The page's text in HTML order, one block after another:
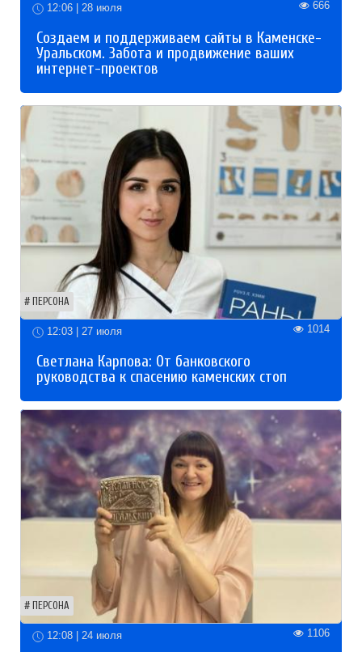
12:06 | 28 июля 666
Создаем и поддерживаем сайты в Каменске-
Уральском. Забота и продвижение ваших
интернет-проектов
ПЕРСОНА
12:03 | 27 июля 1014
Светлана Карпова: От банковского
руководства к спасению каменских стоп
ПЕРСОНА
12:08 | 24 июля 1106